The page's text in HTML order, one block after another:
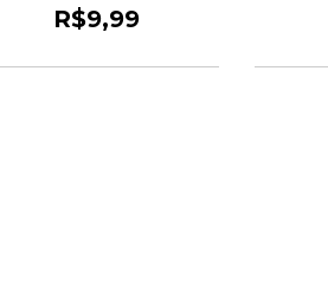
R$9,99